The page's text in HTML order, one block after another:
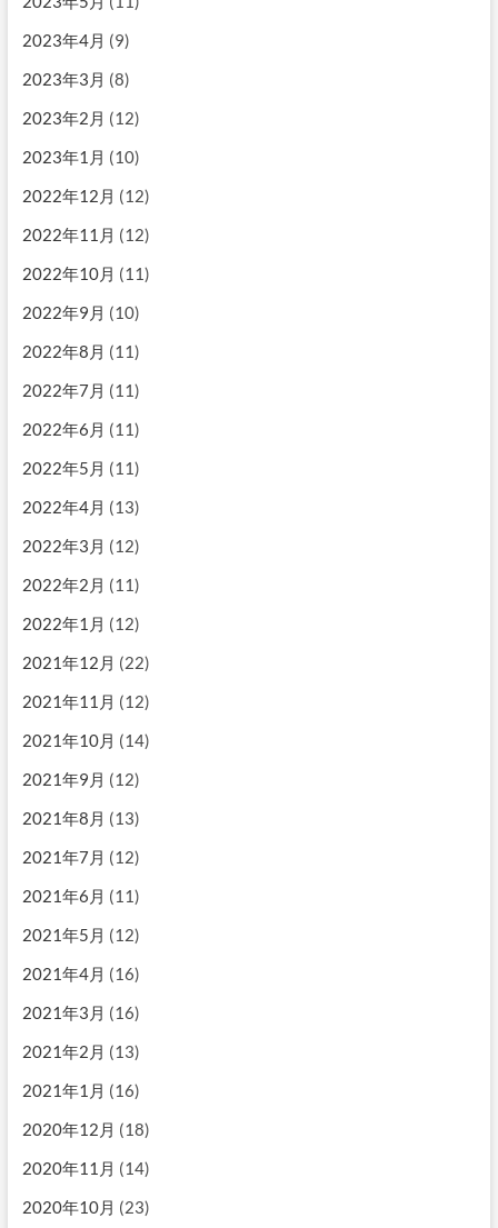
2023年4月 (9)
2023年3月 (8)
2023年2月 (12)
2023年1月 (10)
2022年12月 (12)
2022年11月 (12)
2022年10月 (11)
2022年9月 (10)
2022年8月 (11)
2022年7月 (11)
2022年6月 (11)
2022年5月 (11)
2022年4月 (13)
2022年3月 (12)
2022年2月 (11)
2022年1月 (12)
2021年12月 (22)
2021年11月 (12)
2021年10月 (14)
2021年9月 (12)
2021年8月 (13)
2021年7月 (12)
2021年6月 (11)
2021年5月 (12)
2021年4月 (16)
2021年3月 (16)
2021年2月 (13)
2021年1月 (16)
2020年12月 (18)
2020年11月 (14)
2020年10月 (23)